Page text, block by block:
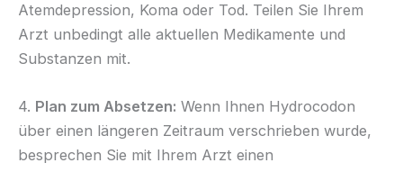
Atemdepression, Koma oder Tod. Teilen Sie Ihrem
Arzt unbedingt alle aktuellen Medikamente und
Substanzen mit.
4. Plan zum Absetzen: Wenn Ihnen Hydrocodon
über einen längeren Zeitraum verschrieben wurde,
besprechen Sie mit Ihrem Arzt einen